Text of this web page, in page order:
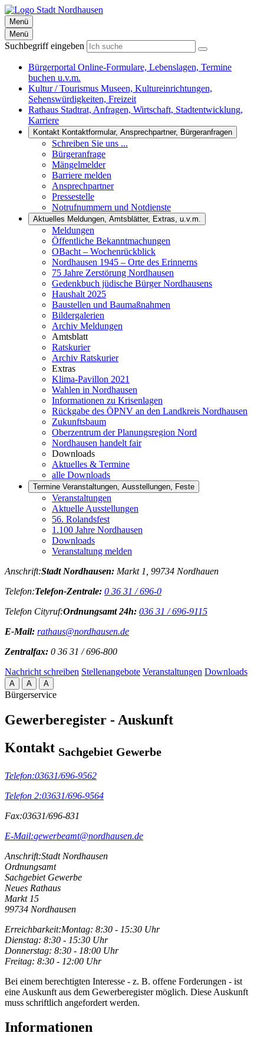
Menü
Menü
Suchbegriff eingeben
Bürgerportal Online-Formulare, Lebenslagen, Termine
buchen u.v.m.
Kultur / Tourismus Museen, Kultureinrichtungen,
Sehenswürdigkeiten, Freizeit
Rathaus Stadtrat, Anfragen, Wirtschaft, Stadtentwicklung,
Karriere
Kontakt Kontaktformular, Ansprechpartner, Bürgeranfragen
Schreiben Sie uns ...
Bürgeranfrage
Mängelmelder
Barriere melden
Ansprechpartner
Pressestelle
Notrufnummern und Notdienste
Aktuelles Meldungen, Amtsblätter, Extras, u.v.m.
Meldungen
Öffentliche Bekanntmachungen
OBacht – Wochenrückblick
Nordhausen 1945 – Orte des Erinnerns
75 Jahre Zerstörung Nordhausen
Gedenkbuch jüdische Bürger Nordhausens
Haushalt 2025
Baustellen und Baumaßnahmen
Bildergalerien
Archiv Meldungen
Amtsblatt
Ratskurier
Archiv Ratskurier
Extras
Klima-Pavillon 2021
Wahlen in Nordhausen
Informationen zu Krisenlagen
Rückgabe des ÖPNV an den Landkreis Nordhausen
Zukunftsbaum
Oberzentrum der Planungsregion Nord
Nordhausen handelt fair
Downloads
Aktuelles & Termine
alle Downloads
Termine Veranstaltungen, Ausstellungen, Feste
Veranstaltungen
Aktuelle Ausstellungen
56. Rolandsfest
1.100 Jahre Nordhausen
Downloads
Veranstaltung melden
Anschrift:Stadt Nordhausen: Markt 1, 99734 Nordhauen
Telefon:Telefon-Zentrale: 0 36 31 / 696-0
Telefon Cityruf:Ordnungsamt 24h: 036 31 / 696-9115
E-Mail: rathaus@nordhausen.de
Zentralfax: 0 36 31 / 696-800
Nachricht schreiben Stellenangebote Veranstaltungen Downloads
A A A
Bürgerservice
Gewerberegister - Auskunft
Kontakt Sachgebiet Gewerbe
Telefon:03631/696-9562
Telefon 2:03631/696-9564
Fax:03631/696-831
E-Mail:gewerbeamt@nordhausen.de
Anschrift:Stadt Nordhausen
Ordnungsamt
Sachgebiet Gewerbe
Neues Rathaus
Markt 15
99734 Nordhausen
Erreichbarkeit:Montag: 8:30 - 15:30 Uhr
Dienstag: 8:30 - 15:30 Uhr
Donnerstag: 8:30 - 18:00 Uhr
Freitag: 8:30 - 12:00 Uhr
Bei einem berechtigten Interesse - z. B. offene Forderungen - ist
eine Auskunft aus dem Gewerberegister möglich. Diese Auskunft
muss schriftlich angefordert werden.
Informationen